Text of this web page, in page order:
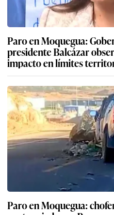
Paro en Moquegua:
contra piedra en
Descarga
App Store
Miembro del Grupo de Diarios América
Empresa Editora El Comercio. Calle Paracas
Elcomercio.pe. Grupo El Comercio — Todos los